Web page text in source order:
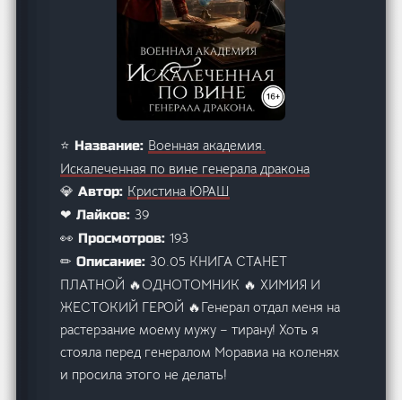
⭐ Название: Военная академия.
Искалеченная по вине генерала дракона
💎 Автор: Кристина ЮРАШ
❤ Лайков:39
👀 Просмотров:193
✏ Описание:30.05 КНИГА СТАНЕТ
ПЛАТНОЙ 🔥ОДНОТОМНИК 🔥 ХИМИЯ И
ЖЕСТОКИЙ ГЕРОЙ 🔥Генерал отдал меня на
растерзание моему мужу – тирану! Хоть я
стояла перед генералом Моравиа на коленях
и просила этого не делать!